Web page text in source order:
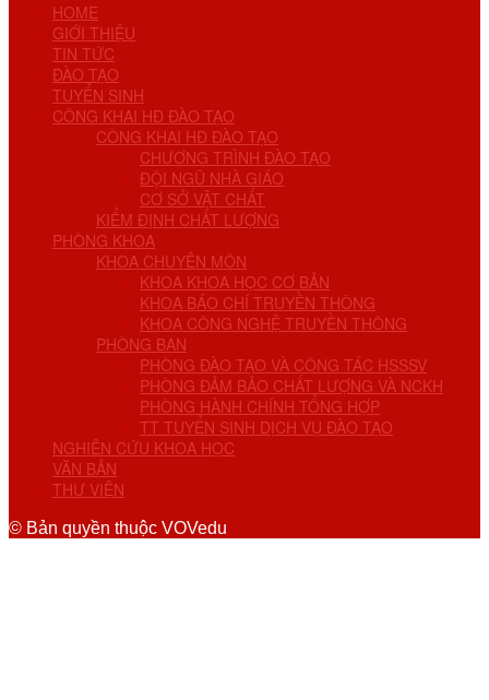
HOME
GIỚI THIỆU
TIN TỨC
ĐÀO TẠO
TUYỂN SINH
CÔNG KHAI HĐ ĐÀO TẠO
CÔNG KHAI HĐ ĐÀO TẠO
CHƯƠNG TRÌNH ĐÀO TẠO
ĐỘI NGŨ NHÀ GIÁO
CƠ SỞ VẬT CHẤT
KIỂM ĐỊNH CHẤT LƯỢNG
PHÒNG KHOA
KHOA CHUYÊN MÔN
KHOA KHOA HỌC CƠ BẢN
KHOA BÁO CHÍ TRUYỀN THÔNG
KHOA CÔNG NGHỆ TRUYỀN THÔNG
PHÒNG BAN
PHÒNG ĐÀO TẠO VÀ CÔNG TÁC HSSSV
PHÒNG ĐẢM BẢO CHẤT LƯỢNG VÀ NCKH
PHÒNG HÀNH CHÍNH TỔNG HỢP
TT TUYỂN SINH DỊCH VỤ ĐÀO TẠO
NGHIÊN CỨU KHOA HỌC
VĂN BẢN
THƯ VIỆN
© Bản quyền thuộc VOVedu